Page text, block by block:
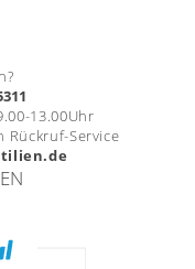
13.00Uhr
Rückruf-Service